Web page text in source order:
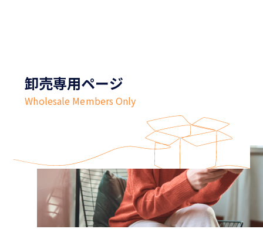
卸売専用ページ
Wholesale Members Only